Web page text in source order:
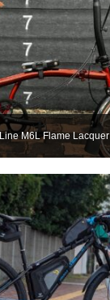
M6L Flame Lacquer